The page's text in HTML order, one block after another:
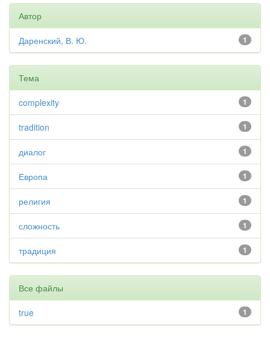
Автор
1
Даренский, В. Ю.
Тема
1
complexity
1
tradition
1
диалог
1
Европа
1
религия
1
сложность
1
традиция
Все файлы
1
true